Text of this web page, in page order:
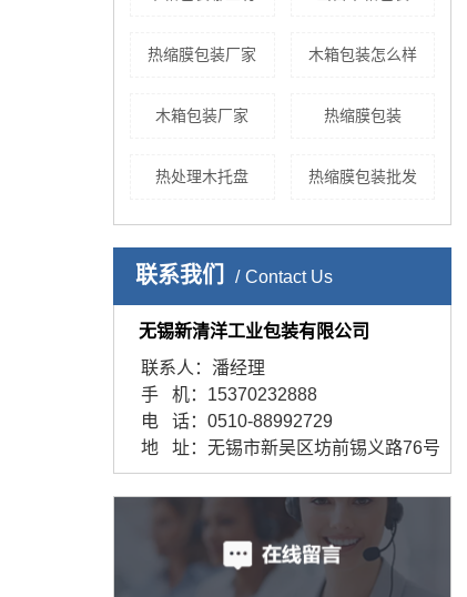
热缩膜包装厂家 木箱包装怎么样
木箱包装厂家 热缩膜包装
热处理木托盘 热缩膜包装批发
联系我们 Contact Us
无锡新清洋工业包装有限公司
联系人：潘经理
手 机：15370232888
电 话：0510-88992729
地 址：无锡市新吴区坊前锡义路76号
框架木箱